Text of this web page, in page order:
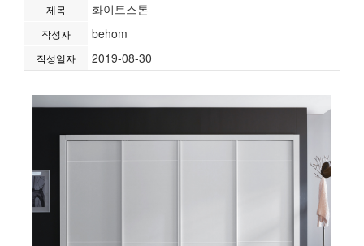
제목 화이트스톤
작성자 behom
작성일자 2019-08-30